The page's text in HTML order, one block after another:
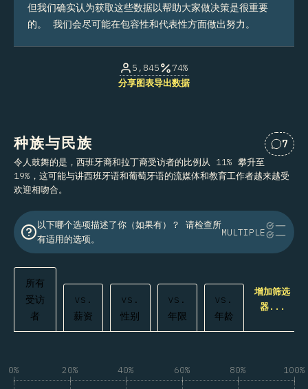
但我们确实认为获取这些数据以帮助大家做决策是很重要
的。 我们会尽可能在包容性和代表性方面做出努力。
5,845
74%
分享图表导出数据
种族与民族
对“种
7
令人鼓舞的是，西班牙裔和拉丁裔受访者的比例从 11% 攀升至
19%，这可能与讲西班牙语和葡萄牙语的流媒体和教育工作者越来越受
欢迎相吻合。
以下哪个选项描述了你（如果有）？ 请检查所
有适用的选项。
MULTIPLE
所有
受访
者
vs.
薪资
vs.
性别
vs.
年限
vs.
年龄
增加筛选
器...
0% 20% 40% 60% 80% 100%